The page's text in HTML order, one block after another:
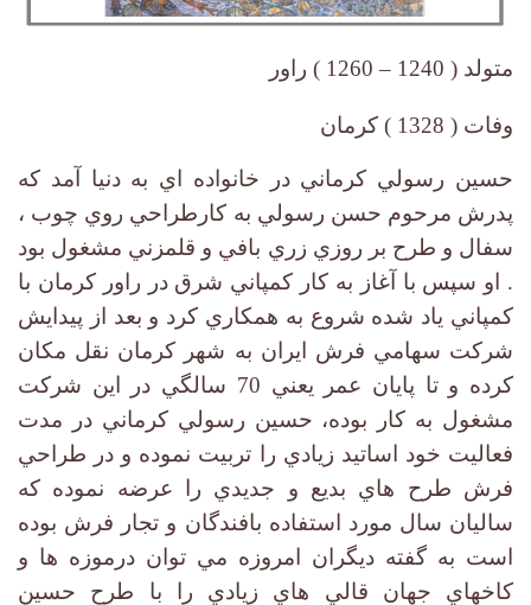
متولد ( 1240 –
وفات ( 1328 ) كرمان
حسين رسولي كرماني در خانواده اي به دنيا آمد كه
پدرش مرحوم حسن رسولي به كارطراحي روي چوب ،
سفال و طرح بر روزي زري بافي و قلمزني مشغول بود
. او سپس با آغاز به كار كمپاني شرق در راور كرمان با
كمپاني ياد شده شروع به همكاري كرد و بعد از پيدايش
شركت سهامي فرش ايران به شهر كرمان نقل مكان
كرده و تا پايان عمر يعني 70 سالگي در اين شركت
مشغول به كار بوده، حسين رسولي كرماني در مدت
فعاليت خود اساتيد زيادي را تربيت نموده و در طراحي
فرش طرح هاي بديع و جديدي را عرضه نموده كه
ساليان سال مورد استفاده بافندگان و تجار فرش بوده
است به گفته ديگران امروزه مي توان درموزه ها و
كاخهاي جهان قالي هاي زيادي را با طرح حسين